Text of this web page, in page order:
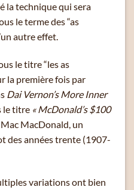
la technique qui sera
le terme des “as
autre effet.
le titre “les as
la première fois par
Dai Vernon’s More Inner
le titre « McDonald’s $100
MacDonald, un
des années trente (1907-
variations ont bien